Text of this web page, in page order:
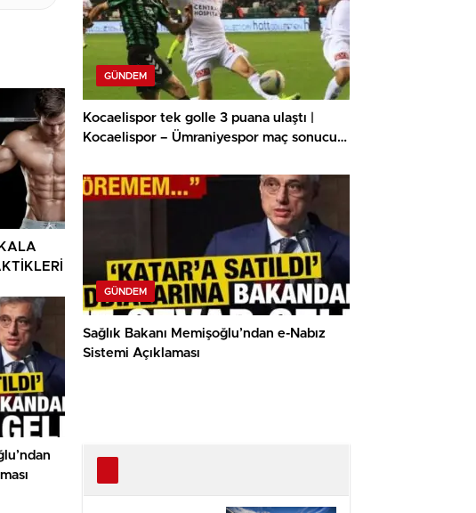
GÜNDEM
Kocaelispor tek golle 3 puana ulaştı |
Kocaelispor – Ümraniyespor maç sonucu:
GÜNDEM
Sağlık Bakanı Memişoğlu’ndan e-Nabız
Sistemi Açıklaması